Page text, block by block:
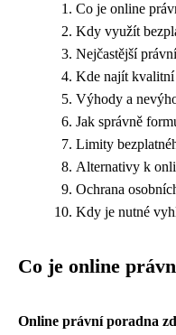
Co je online
Kdy využít
Nejčastější
Kde najít kvalitní
Výhody a
Jak správně
Limity
Alternativy k
Ochrana
Kdy je nutné
Co je online
Online právní poradna